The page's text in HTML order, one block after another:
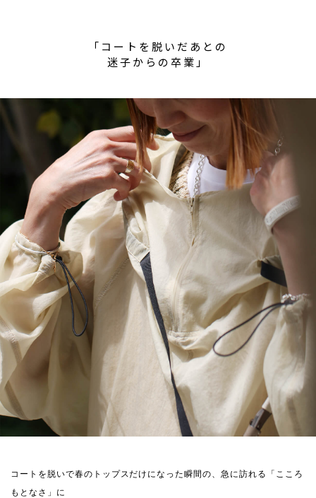
「コートを脱いだあとの
迷子からの卒業」
コートを脱いで春のトップスだけになった瞬間の、急に訪れる「こころ
もとなさ」に